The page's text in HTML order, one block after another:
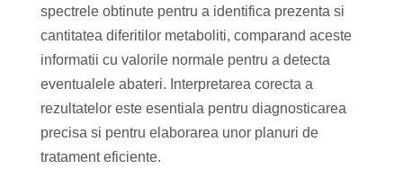
spectrele obtinute pentru a identifica prezenta si
cantitatea diferitilor metaboliti, comparand aceste
informatii cu valorile normale pentru a detecta
eventualele abateri. Interpretarea corecta a
rezultatelor este esentiala pentru diagnosticarea
precisa si pentru elaborarea unor planuri de
tratament eficiente.